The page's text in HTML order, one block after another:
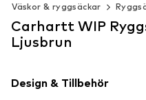
Lägg till i varukorgen
Väskor & ryggsäckar
Carhartt WIP
Ljusbrun
Design & Tillbehör